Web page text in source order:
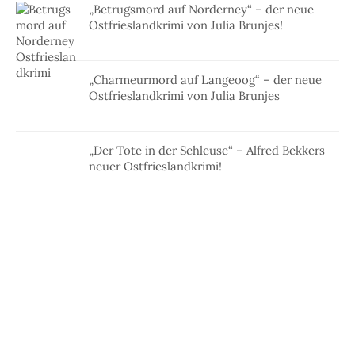
„Betrugsmord auf Norderney“ – der neue
Ostfrieslandkrimi von Julia Brunjes!
„Charmeurmord auf Langeoog“ – der neue
Ostfrieslandkrimi von Julia Brunjes
„Der Tote in der Schleuse“ – Alfred Bekkers
neuer Ostfrieslandkrimi!